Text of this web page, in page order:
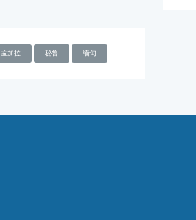
孟加拉 秘鲁 缅甸